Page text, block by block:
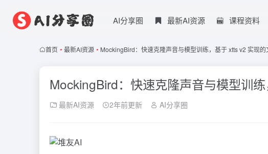
AI分享圈 最新AI资源 课程资料
首页 • 最新AI资源 • MockingBird：快速克隆声音与模型训练，基于 xtts v2 实现的
MockingBird：快速克隆声音与模型训
最新AI资源 2年前更新 AI分享圈